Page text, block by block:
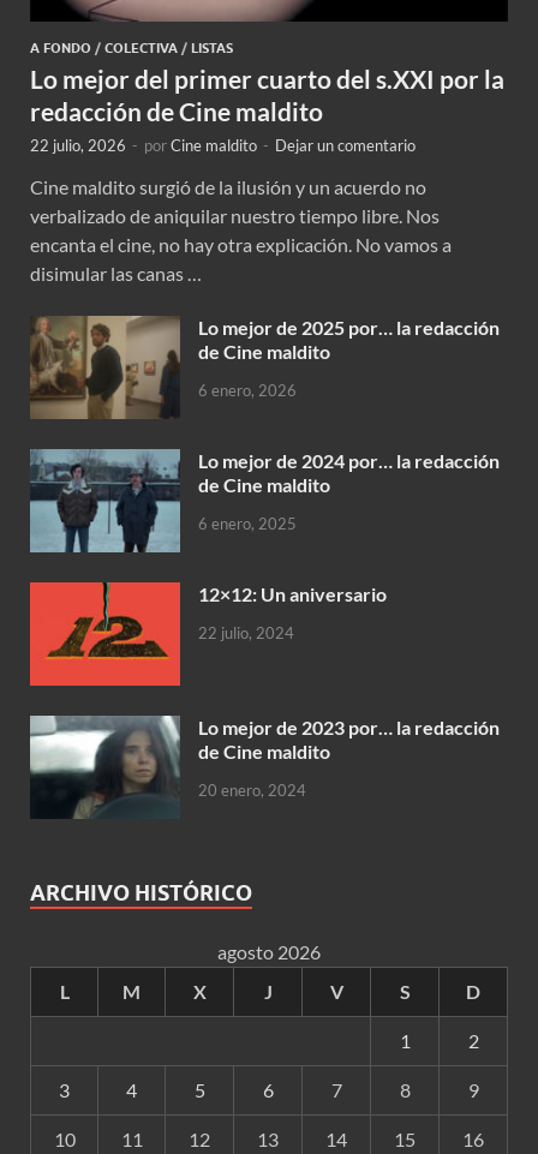
A FONDO / COLECTIVA / LISTAS
Lo mejor del primer cuarto del s.XXI por la
redacción de Cine maldito
22 julio, 2026 - porCine maldito - Dejar un comentario
Cine maldito surgió de la ilusión y un acuerdo no
verbalizado de aniquilar nuestro tiempo libre. Nos
encanta el cine, no hay otra explicación. No vamos a
disimular las canas …
Lo mejor de 2025 por… la redacción
de Cine maldito
6 enero, 2026
Lo mejor de 2024 por… la redacción
de Cine maldito
6 enero, 2025
12×12: Un aniversario
22 julio, 2024
Lo mejor de 2023 por… la redacción
de Cine maldito
20 enero, 2024
ARCHIVO HISTÓRICO
agosto 2026
L
M X J V S D
1 2
3 4 5 6 7 8 9
10 11 12 13 14 15 16